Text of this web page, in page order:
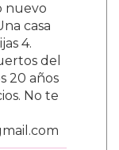
nuevo
casa
4.
del
20 años
No te